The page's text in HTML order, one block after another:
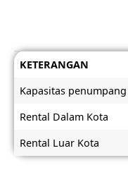
KETERANGAN
Kapasitas penumpang
Rental Dalam Kota
Rental Luar Kota